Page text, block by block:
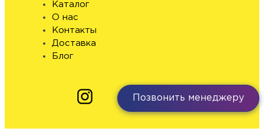
Каталог
О нас
Контакты
Доставка
Блог
Позвонить менеджеру